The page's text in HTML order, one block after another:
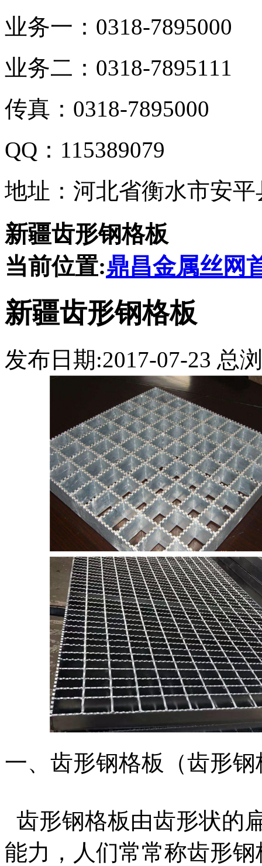
业务一：0318-7895000
业务二：0318-7895111
传真：0318-7895000
QQ：115389079
地址：河北省衡水市安
新疆齿形钢格板
当前位置:鼎昌金属丝网
新疆齿形钢格板
发布日期:2017-07-23 总
一、齿形钢格板（齿形
齿形钢格板由齿形状的
能力，人们常常称齿形